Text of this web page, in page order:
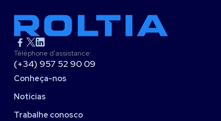
Téléphone d'assistance:
(+34) 957 52 90 09
Conheça-nos
Notícias
Trabalhe conosco